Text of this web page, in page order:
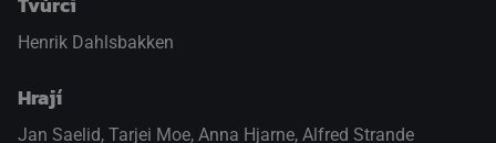
Henrik Dahlsbakken
Hrají
Jan Saelid, Tarjei Moe, Anna Hjarne, Alfred Strande